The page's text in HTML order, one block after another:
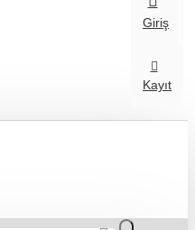
Giriş
Kayıt